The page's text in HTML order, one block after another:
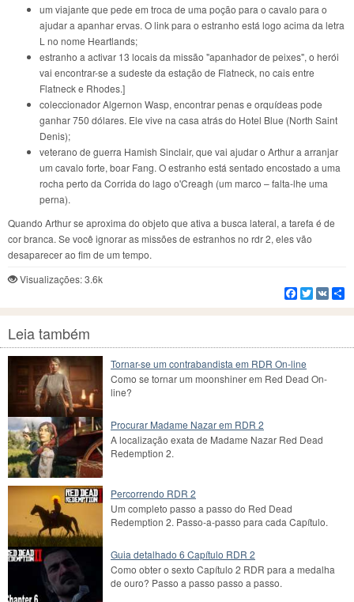
um viajante que pede em troca de uma poção para o cavalo para o
ajudar a apanhar ervas. O link para o estranho está logo acima da letra
L no nome Heartlands;
estranho a activar 13 locais da missão "apanhador de peixes", o herói
vai encontrar-se a sudeste da estação de Flatneck, no cais entre
Flatneck e Rhodes.]
coleccionador Algernon Wasp, encontrar penas e orquídeas pode
ganhar 750 dólares. Ele vive na casa atrás do Hotel Blue (North Saint
Denis);
veterano de guerra Hamish Sinclair, que vai ajudar o Arthur a arranjar
um cavalo forte, boar Fang. O estranho está sentado encostado a uma
rocha perto da Corrida do lago o'Creagh (um marco – falta-lhe uma
perna).
Quando Arthur se aproxima do objeto que ativa a busca lateral, a tarefa é de
cor branca. Se você ignorar as missões de estranhos no rdr 2, eles vão
desaparecer ao fim de um tempo.
Visualizações: 3.6k
Facebook
Twitter
VK
Leia também
Tornar-se um contrabandista em RDR On-line
Como se tornar um moonshiner em Red Dead On-
line?
Procurar Madame Nazar em RDR 2
A localização exata de Madame Nazar Red Dead
Redemption 2.
Percorrendo RDR 2
Um completo passo a passo do Red Dead
Redemption 2. Passo-a-passo para cada Capítulo.
Guia detalhado 6 Capítulo RDR 2
Como obter o sexto Capítulo 2 RDR para a medalha
de ouro? Passo a passo passo a passo.